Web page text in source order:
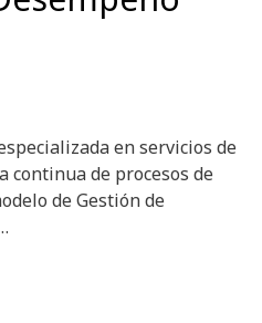
en servicios de
continua de procesos de
de Gestión de